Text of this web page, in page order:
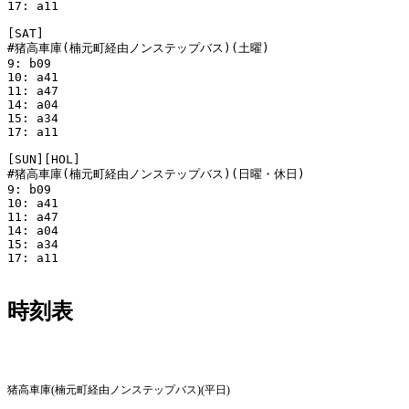
17: a11
[SAT]
#猪高車庫(楠元町経由ノンステップバス)(土曜)
9: b09
10: a41
11: a47
14: a04
15: a34
17: a11
[SUN][HOL]
#猪高車庫(楠元町経由ノンステップバス)(日曜・休日)
9: b09
10: a41
11: a47
14: a04
15: a34
17: a11
時刻表
猪高車庫(楠元町経由ノンステップバス)(平日)